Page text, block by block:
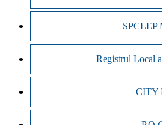
SPCLEP
Registrul Local
CITY